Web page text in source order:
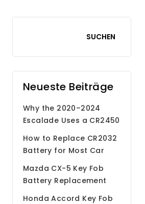
SUCHEN
Neueste Beiträge
Why the 2020–2024
Escalade Uses a CR2450
How to Replace CR2032
Battery for Most Car
Remote Key Fobs
Mazda CX-5 Key Fob
Battery Replacement
Step by Step Guide
Honda Accord Key Fob